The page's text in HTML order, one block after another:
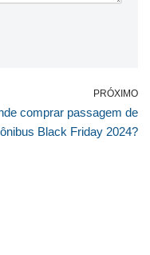
PRÓXIMO
comprar passagem de
ônibus Black Friday 2024?